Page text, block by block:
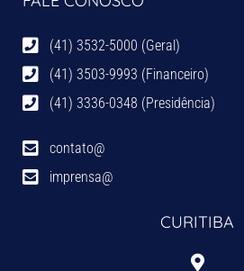
(41) 3532-5000 (Geral)
(41) 3503-9993 (Financeiro)
(41) 3336-0348 (Presidência)
contato@
imprensa@
CURITIBA